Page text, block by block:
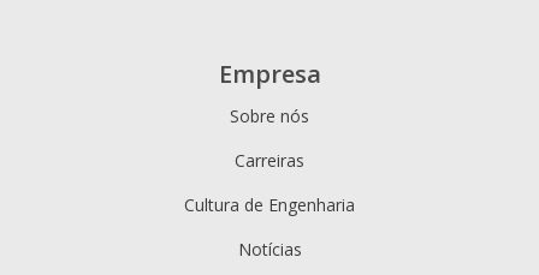
Empresa
Sobre nós
Carreiras
Cultura de Engenharia
Notícias